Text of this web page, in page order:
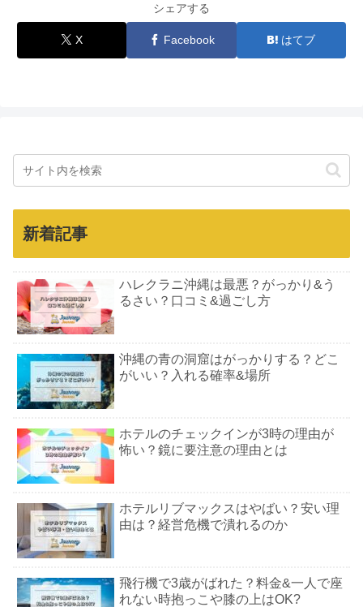
シェアする
X Facebook はてブ
新着記事
ハレクラニ沖縄は最悪？がっかり&う
るさい？口コミ&過ごし方
沖縄の青の洞窟はがっかりする？どこ
がいい？入れる確率&場所
ホテルのチェックインが3時の理由が
怖い？鏡に要注意の理由とは
ホテルリブマックスはやばい？安い理
由は？経営危機で潰れるのか
飛行機で3歳がばれた？料金&一人で座
れない時抱っこや膝の上はOK?